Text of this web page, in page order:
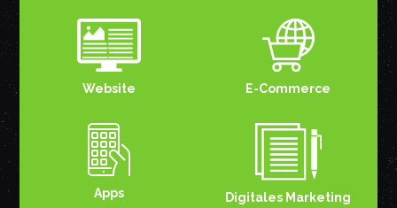
Website E-Commerce
Apps Digitales Marketing